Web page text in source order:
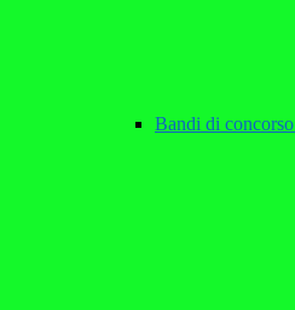
Bandi di concorso